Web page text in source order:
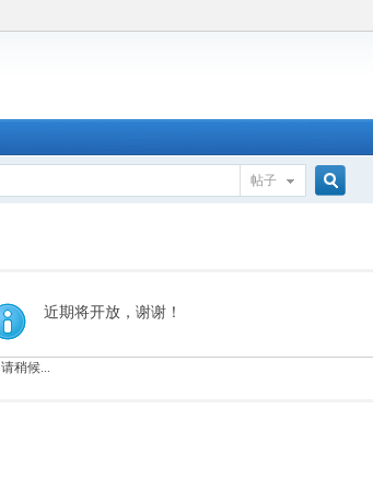
帖子
近期将开放，谢谢！
请稍候...